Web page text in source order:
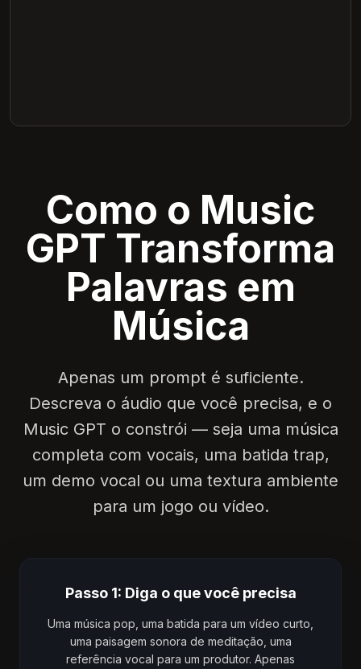
Como o Music
GPT Transforma
Palavras em
Música
Apenas um prompt é suficiente.
Descreva o áudio que você precisa, e o
Music GPT o constrói — seja uma música
completa com vocais, uma batida trap,
um demo vocal ou uma textura ambiente
para um jogo ou vídeo.
Passo 1: Diga o que você precisa
Uma música pop, uma batida para um vídeo curto,
uma paisagem sonora de meditação, uma
referência vocal para um produtor. Apenas